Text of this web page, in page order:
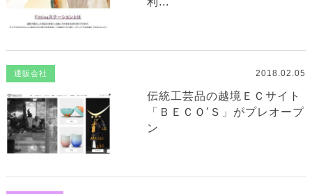
通販会社 2018.02.05
伝統工芸品の越境ＥＣサイト
「ＢＥＣＯ’Ｓ」がプレオープ
ン